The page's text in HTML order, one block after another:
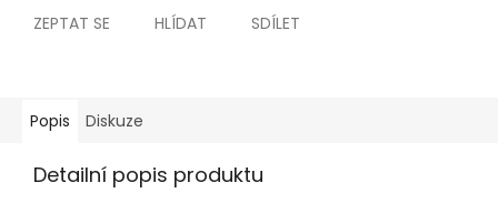
ZEPTAT SE HLÍDAT SDÍLET
Popis Diskuze
Detailní popis produktu